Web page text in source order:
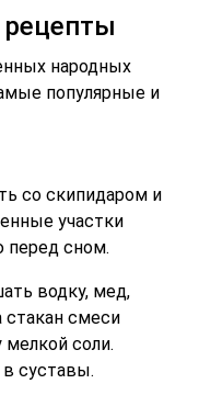
народных
популярные и
со скипидаром и
участки
перед сном.
водку, мед,
стакан смеси
соли.
суставы.